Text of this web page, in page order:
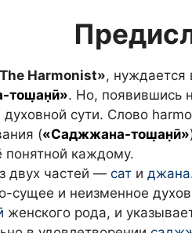
Harmonist», нуждается
тош̣ан̣ӣ». Но, появившись
духовной сути. Слово
(«Саджжана-тош̣ан̣ӣ»
понятной каждому.
двух частей — сат и джана
сущее и неизменное
женского рода, и